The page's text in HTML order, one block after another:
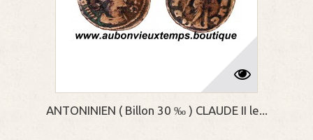
ANTONINIEN ( Billon 30 ‰ ) CLAUDE II le...